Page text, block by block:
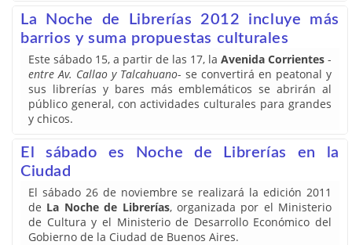
La Noche de Librerías 2012 incluye más
barrios y suma propuestas culturales
Este sábado 15, a partir de las 17, la Avenida Corrientes -
entre Av. Callao y Talcahuano- se convertirá en peatonal y
sus librerías y bares más emblemáticos se abrirán al
público general, con actividades culturales para grandes
y chicos.
El sábado es Noche de Librerías en la
Ciudad
El sábado 26 de noviembre se realizará la edición 2011
de La Noche de Librerías, organizada por el Ministerio
de Cultura y el Ministerio de Desarrollo Económico del
Gobierno de la Ciudad de Buenos Aires.